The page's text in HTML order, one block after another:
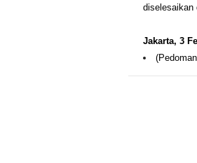
diselesaikan
Jakarta, 3